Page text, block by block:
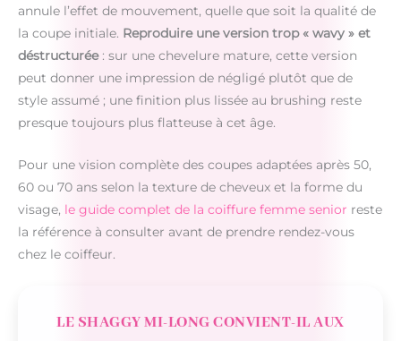
annule l’effet de mouvement, quelle que soit la qualité de
la coupe initiale. Reproduire une version trop « wavy » et
déstructurée: sur une chevelure mature, cette version
peut donner une impression de négligé plutôt que de
style assumé ; une finition plus lissée au brushing reste
presque toujours plus flatteuse à cet âge.
Pour une vision complète des coupes adaptées après 50,
60 ou 70 ans selon la texture de cheveux et la forme du
visage, le guide complet de la coiffure femme senior reste
la référence à consulter avant de prendre rendez-vous
chez le coiffeur.
LE SHAGGY MI-LONG CONVIENT-IL AUX